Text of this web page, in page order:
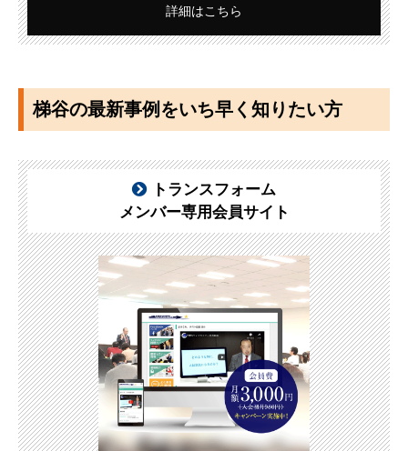
詳細はこちら
梯谷の最新事例をいち早く知りたい方
トランスフォーム
メンバー専用会員サイト